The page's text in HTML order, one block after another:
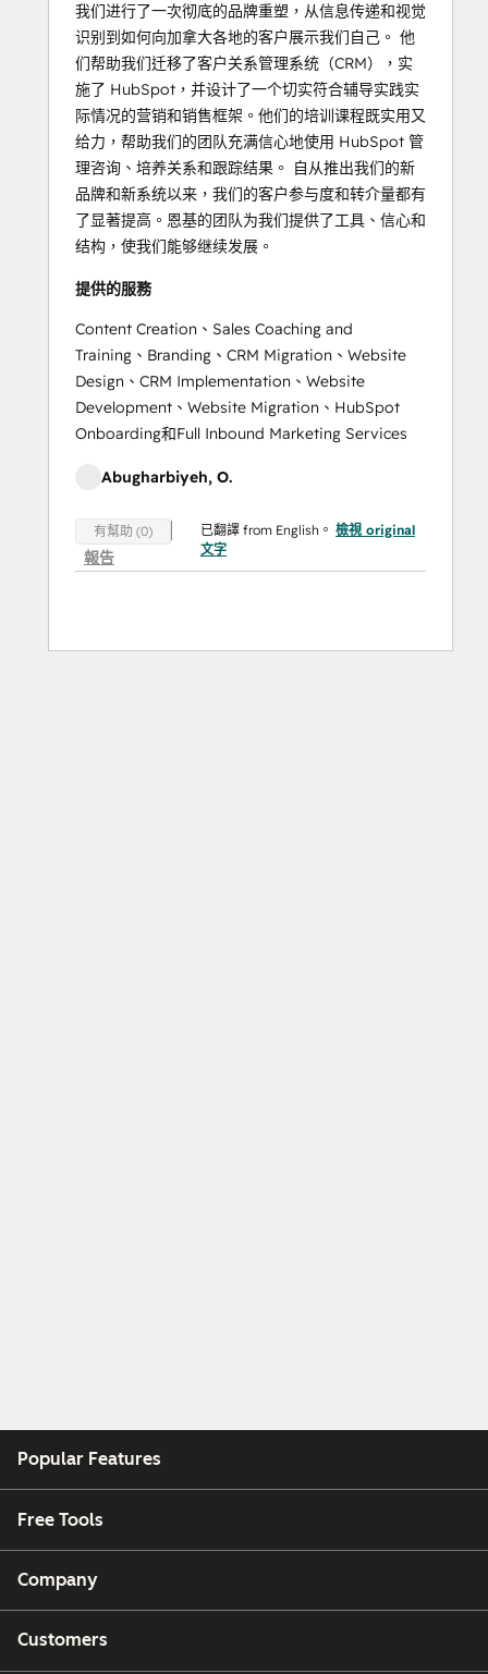
我们进行了一次彻底的品牌重塑，从信息传递和视觉
识别到如何向加拿大各地的客户展示我们自己。 他
们帮助我们迁移了客户关系管理系统（CRM），实
施了 HubSpot，并设计了一个切实符合辅导实践实
际情况的营销和销售框架。他们的培训课程既实用又
给力，帮助我们的团队充满信心地使用 HubSpot 管
理咨询、培养关系和跟踪结果。 自从推出我们的新
品牌和新系统以来，我们的客户参与度和转介量都有
了显著提高。恩基的团队为我们提供了工具、信心和
结构，使我们能够继续发展。
提供的服務
Content Creation、Sales Coaching and
Training、Branding、CRM Migration、Website
Design、CRM Implementation、Website
Development、Website Migration、HubSpot
Onboarding和Full Inbound Marketing Services
Abugharbiyeh, O.
有幫助 (0)
報告
已翻譯 from English。 檢視 original
文字
Popular Features
Free Tools
Company
Customers